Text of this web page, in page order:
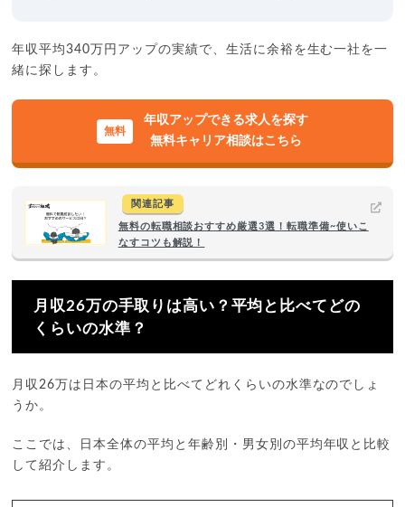
年収平均340万円アップの実績で、生活に余裕を生む一社を一
緒に探します。
年収アップできる求人を探す
無料キャリア相談はこちら
関連記事
無料の転職相談おすすめ厳選3選！転職準備~使いこ
なすコツも解説！
月収26万の手取りは高い？平均と比べてどの
くらいの水準？
月収26万は日本の平均と比べてどれくらいの水準なのでしょ
うか。
ここでは、日本全体の平均と年齢別・男女別の平均年収と比較
して紹介します。